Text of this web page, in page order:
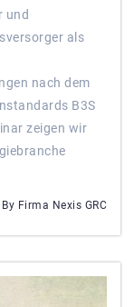
und
als
nach dem
B3S
zeigen wir
By Firma Nexis GRC